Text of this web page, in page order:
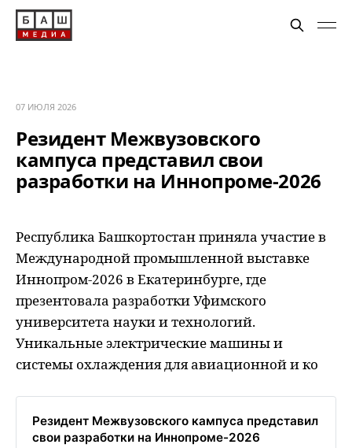
07 ИЮЛЯ 2026
Резидент Межвузовского
кампуса представил свои
разработки на Иннопроме-2026
Республика Башкортостан приняла участие в
Международной промышленной выставке
Иннопром-2026 в Екатеринбурге, где
презентовала разработки Уфимского
университета науки и технологий.
Уникальные электрические машины и
системы охлаждения для авиационной и ко
Резидент Межвузовского кампуса представил
свои разработки на Иннопроме-2026